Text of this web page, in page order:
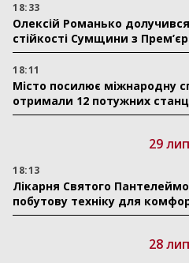
18:33
Олексій Романько
стійкості Сумщини з
18:11
Місто посилює міжнародну
отримали 12 потужних
29
18:13
Лікарня Святого
побутову техніку для
28